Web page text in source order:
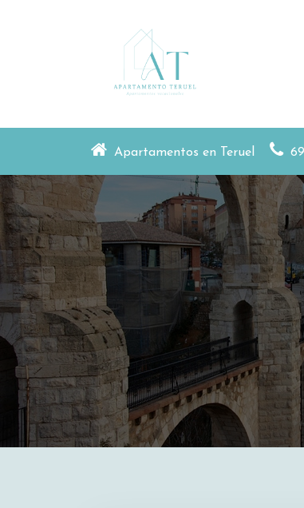
Apartamentos en Teruel y en La
Apartamentos en Teruel